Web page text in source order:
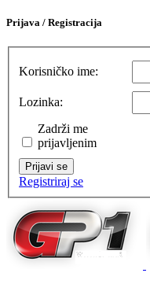
Prijava / Registracija
Korisničko ime:
Lozinka:
Zadrži me
prijavljenim
Prijavi se
Registriraj se